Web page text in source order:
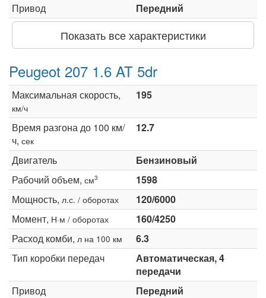
Привод
Передний
Показать все характеристики
Peugeot 207 1.6 AT 5dr
Максимальная скорость,
км/ч
195
Время разгона до 100 км/
ч, сек
12.7
Двигатель
Бензиновый
Рабочий объем, см3
1598
Мощность, л.с. / оборотах
120/6000
Момент, Н·м / оборотах
160/4250
Расход комби, л на 100 км
6.3
Тип коробки передач
Автоматическая, 4
передачи
Привод
Передний